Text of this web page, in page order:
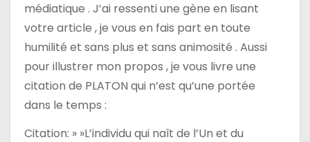
médiatique . J’ai ressenti une gène en lisant
votre article , je vous en fais part en toute
humilité et sans plus et sans animosité . Aussi
pour illustrer mon propos , je vous livre une
citation de PLATON qui n’est qu’une portée
dans le temps :
Citation: » »L’individu qui naît de l’Un et du